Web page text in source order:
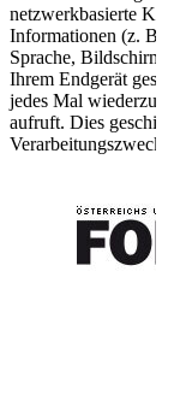
netzwerkbasierte
Informationen (z. B.
Sprache,
Ihrem Endgerät
jedes Mal
aufruft. Dies
Verarbeitungszwecke.
FONDS